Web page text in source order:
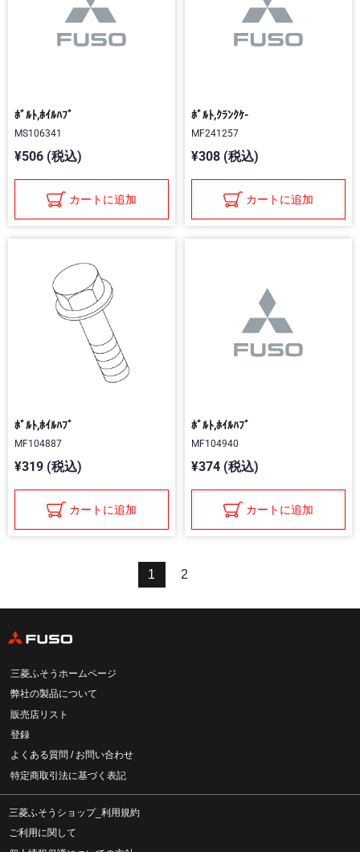
ﾎﾞﾙﾄ,ﾎｲﾙﾊﾌﾞ
MS106341
¥506 (税込)
カートに追加
ﾎﾞﾙﾄ,ｸﾗﾝｸｹ-
MF241257
¥308 (税込)
カートに追加
ﾎﾞﾙﾄ,ﾎｲﾙﾊﾌﾞ
MF104887
¥319 (税込)
カートに追加
ﾎﾞﾙﾄ,ﾎｲﾙﾊﾌﾞ
MF104940
¥374 (税込)
カートに追加
1 2
三菱ふそうホームページ
弊社の製品について
販売店リスト
登録
よくある質問 / お問い合わせ
特定商取引法に基づく表記
三菱ふそうショップ_利用規約
ご利用に関して